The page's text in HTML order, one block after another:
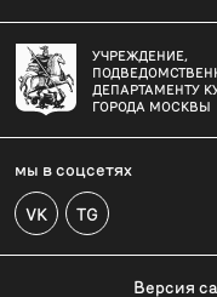
УЧРЕЖДЕНИЕ,
ДЕПАРТАМЕНТУ
ГОРОДА МОСКВЫ
мы в соцсетях
VK TG
Версия